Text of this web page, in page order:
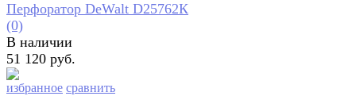
избранное сравнить
Перфоратор DeWalt D25762К
(0)
В наличии
51 120 руб.